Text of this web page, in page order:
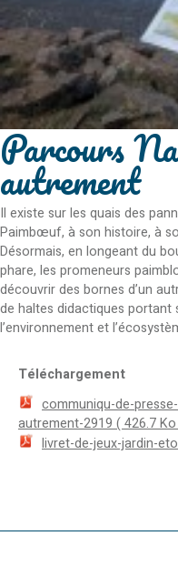
Parcours
autrement
Il existe sur les quais des
Paimbœuf, à son histoire, à
Désormais, en longeant du
phare, les promeneurs
découvrir des bornes d’un
de haltes didactiques portant
l’environnement et
Téléchargement
communiqu-de-
autrement-2919 ( 426.7
livret-de-jeux-jardin-